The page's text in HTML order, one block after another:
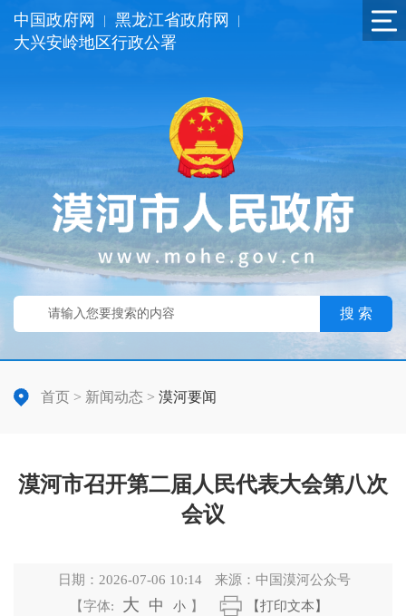
中国政府网 黑龙江省政府网
大兴安岭地区行政公署
搜 索
首页 > 新闻动态 > 漠河要闻
漠河市召开第二届人民代表大会第八次
会议
日期： 2026-07-06 10:14 来源： 中国漠河公众号
【字体:
大 中 小 】 【打印文本】